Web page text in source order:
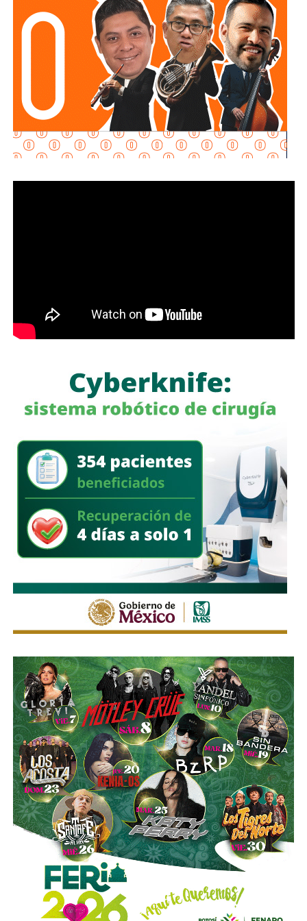
También lee:
Enrique Galindo acelera Vialidades Potosinas
. El juzgador federalrechazó la petición al determinar
que no se acreditaron los requisitos legales
probatorios para otorgar el arraigo domiciliario,
12 años de la desaparición de los normalistas… Nunca
me he escondido
caso Ayotzinapa